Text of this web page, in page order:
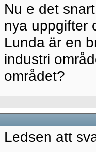
Nu e det
nya uppgifter
Lunda är en
industri
området?
Ledsen att